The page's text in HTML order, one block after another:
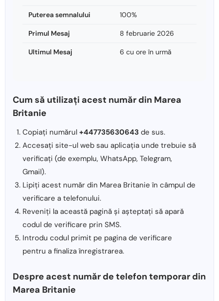
Puterea semnalului 100%
Primul Mesaj 8 februarie 2026
Ultimul Mesaj 6 cu ore în urmă
Cum să utilizați acest număr din Marea
Britanie
Copiați numărul +447735630643 de sus.
Accesați site-ul web sau aplicația unde trebuie să
verificați (de exemplu, WhatsApp, Telegram,
Gmail).
Lipiți acest număr din Marea Britanie în câmpul de
verificare a telefonului.
Reveniți la această pagină și așteptați să apară
codul de verificare prin SMS.
Introdu codul primit pe pagina de verificare
pentru a finaliza înregistrarea.
Despre acest număr de telefon temporar din
Marea Britanie